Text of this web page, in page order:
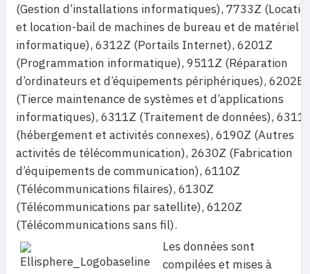
(Gestion d’installations informatiques), 7733Z
et location-bail de machines de bureau et de matériel
informatique), 6312Z (Portails Internet), 6201Z
(Programmation informatique), 9511Z (Réparation
d’ordinateurs et d’équipements périphériques), 6202B
(Tierce maintenance de systèmes et d’applications
informatiques), 6311Z (Traitement de données),
(hébergement et activités connexes), 6190Z (Autres
activités de télécommunication), 2630Z (Fabrication
d’équipements de communication), 6110Z
(Télécommunications filaires), 6130Z
(Télécommunications par satellite), 6120Z
(Télécommunications sans fil).
Les données sont
compilées et mises à